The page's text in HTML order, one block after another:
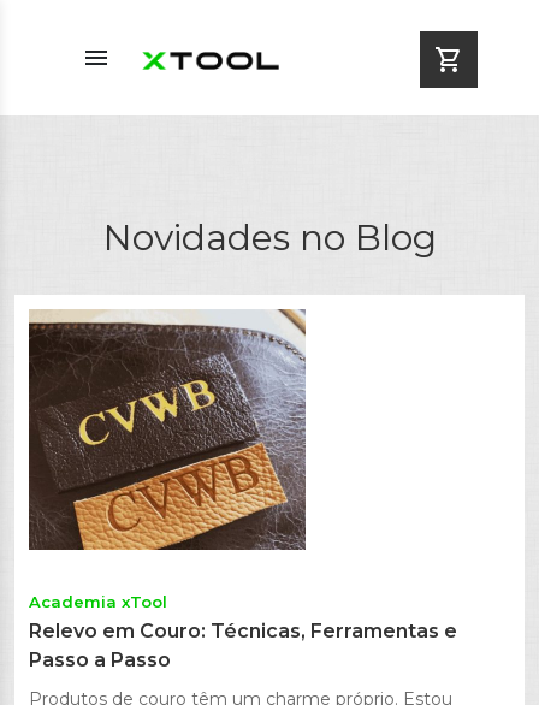
menu shopping_cart
Novidades no Blog
Academia xTool
Relevo em Couro: Técnicas, Ferramentas e
Passo a Passo
Produtos de couro têm um charme próprio. Estou